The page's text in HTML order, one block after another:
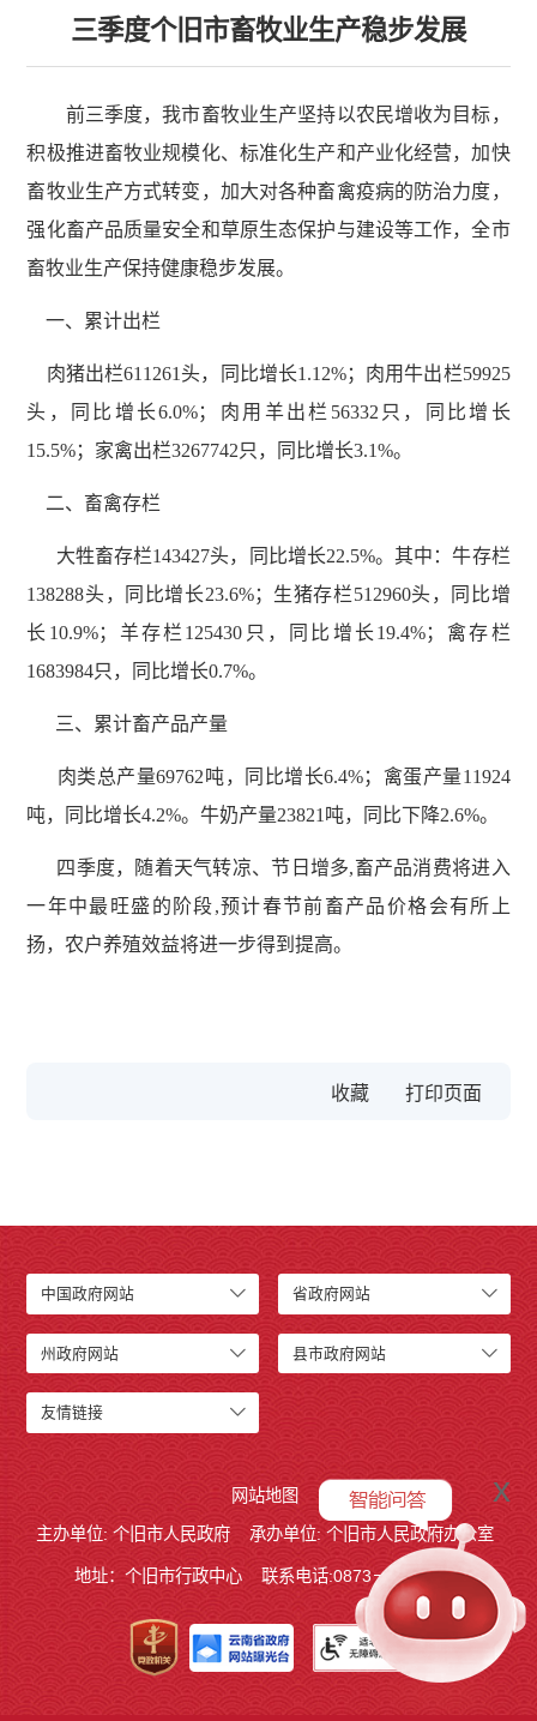
三季度个旧市畜牧业生产稳步发展
前三季度，我市畜牧业生产坚持以农民增收为目标，
积极推进畜牧业规模化、标准化生产和产业化经营，加快
畜牧业生产方式转变，加大对各种畜禽疫病的防治力度，
强化畜产品质量安全和草原生态保护与建设等工作，全市
畜牧业生产保持健康稳步发展。
一、累计出栏
肉猪出栏611261头，同比增长1.12%；肉用牛出栏59925
头，同比增长6.0%；肉用羊出栏56332只，同比增长
15.5%；家禽出栏3267742只，同比增长3.1%。
二、畜禽存栏
大牲畜存栏143427头，同比增长22.5%。其中：牛存栏
138288头，同比增长23.6%；生猪存栏512960头，同比增
长10.9%；羊存栏125430只，同比增长19.4%；禽存栏
1683984只，同比增长0.7%。
三、累计畜产品产量
肉类总产量69762吨，同比增长6.4%；禽蛋产量11924
吨，同比增长4.2%。牛奶产量23821吨，同比下降2.6%。
四季度，随着天气转凉、节日增多,畜产品消费将进入
一年中最旺盛的阶段,预计春节前畜产品价格会有所上
扬，农户养殖效益将进一步得到提高。
收藏
中国政府网站 省政府网站
州政府网站 县市政府网站
友情链接
网站地图
主办单位: 个旧市人民政府
承办单位: 个旧市人民政府办公室
地址：个旧市行政中心 联系电话:0873－2123215
x